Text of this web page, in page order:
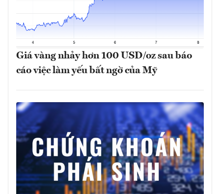
Giá vàng nhảy hơn 100 USD/oz sau báo
cáo việc làm yếu bất ngờ của Mỹ